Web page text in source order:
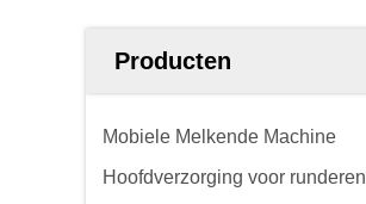
Producten
Mobiele Melkende Machine
Hoofdverzorging voor runderen